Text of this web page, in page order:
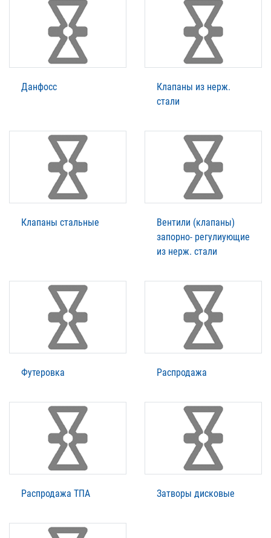
Данфосс
Клапаны из нерж.
стали
Клапаны стальные
Вентили (клапаны)
запорно- регулиующие
из нерж. стали
Футеровка Распродажа
Распродажа ТПА Затворы дисковые